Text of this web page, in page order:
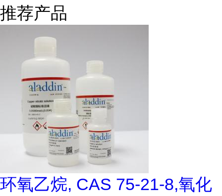
推荐产品
环氧乙烷, CAS 75-21-8,氧化